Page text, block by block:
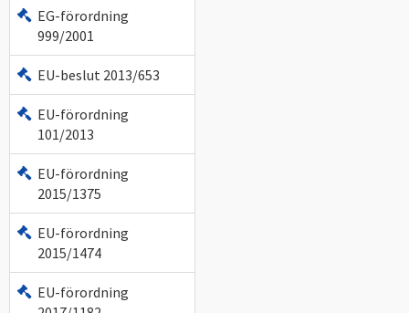
EG-förordning
999/2001
EU-beslut 2013/653
EU-förordning
101/2013
EU-förordning
2015/1375
EU-förordning
2015/1474
EU-förordning